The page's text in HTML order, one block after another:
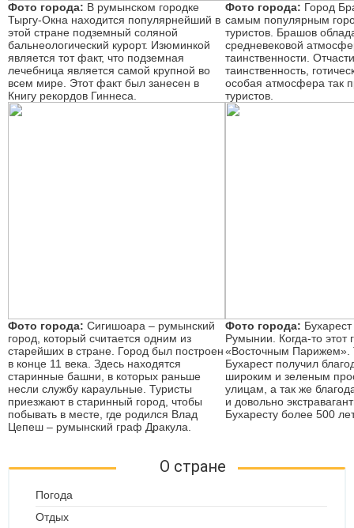
Фото города: В румынском городке
Тыргу-Окна находится популярнейший в
этой стране подземный соляной
бальнеологический курорт. Изюминкой
является тот факт, что подземная
лечебница является самой крупной во
всем мире. Этот факт был занесен в
Книгу рекордов Гиннеса.
Фото города: Город
самым популярным
туристов. Брашов
средневековой
таинственности.
таинственность,
особая атмосфера так
туристов.
Фото города: Сигишоара – румынский
город, который считается одним из
старейших в стране. Город был построен
в конце 11 века. Здесь находятся
старинные башни, в которых раньше
несли службу караульные. Туристы
приезжают в старинный город, чтобы
побывать в месте, где родился Влад
Цепеш – румынский граф Дракула.
Фото города:
Румынии. Когда-то этот
«Восточным Парижем».
Бухарест получил
широким и зеленым
улицам, а так же
и довольно
Бухаресту более 500
О стране
Погода
Отдых